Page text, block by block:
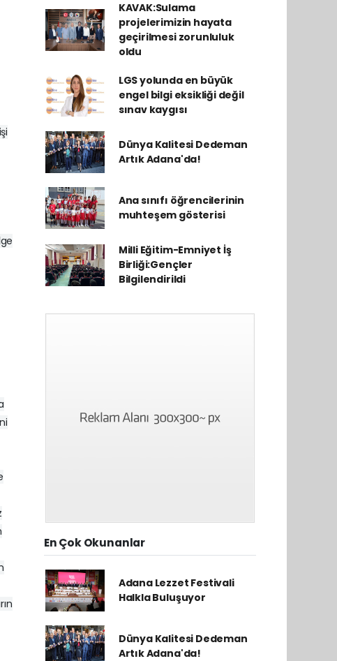
KAVAK:Sulama
projelerimizin hayata
geçirilmesi zorunluluk
oldu
LGS yolunda en büyük
engel bilgi eksikliği değil
sınav kaygısı
Dünya Kalitesi Dedeman
Artık Adana'da!
Ana sınıfı öğrencilerinin
muhteşem gösterisi
Milli Eğitim-Emniyet İş
Birliği:Gençler
Bilgilendirildi
En Çok Okunanlar
Adana Lezzet Festivali
Halkla Buluşuyor
Dünya Kalitesi Dedeman
Artık Adana'da!